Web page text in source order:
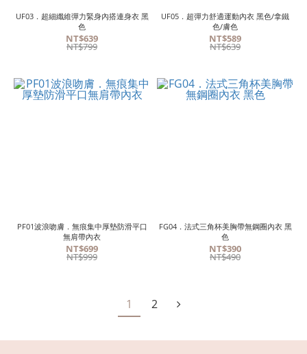
UF03．超細纖維彈力緊身內搭連身衣 黑
色
NT$639
NT$799
UF05．超彈力舒適運動內衣 黑色/拿鐵
色/膚色
NT$589
NT$639
PF01波浪吻膚．無痕集中厚墊防滑平口
無肩帶內衣
NT$699
NT$999
FG04．法式三角杯美胸帶無鋼圈內衣 黑
色
NT$390
NT$490
1 2